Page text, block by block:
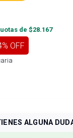
de $28.167
% OFF
ALGUNA